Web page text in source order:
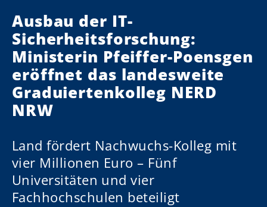
Ausbau der IT-
Sicherheitsforschung:
Ministerin Pfeiffer-Poensgen
eröffnet das landesweite
Graduiertenkolleg NERD
NRW
Land fördert Nachwuchs-Kolleg mit
vier Millionen Euro – Fünf
Universitäten und vier
Fachhochschulen beteiligt